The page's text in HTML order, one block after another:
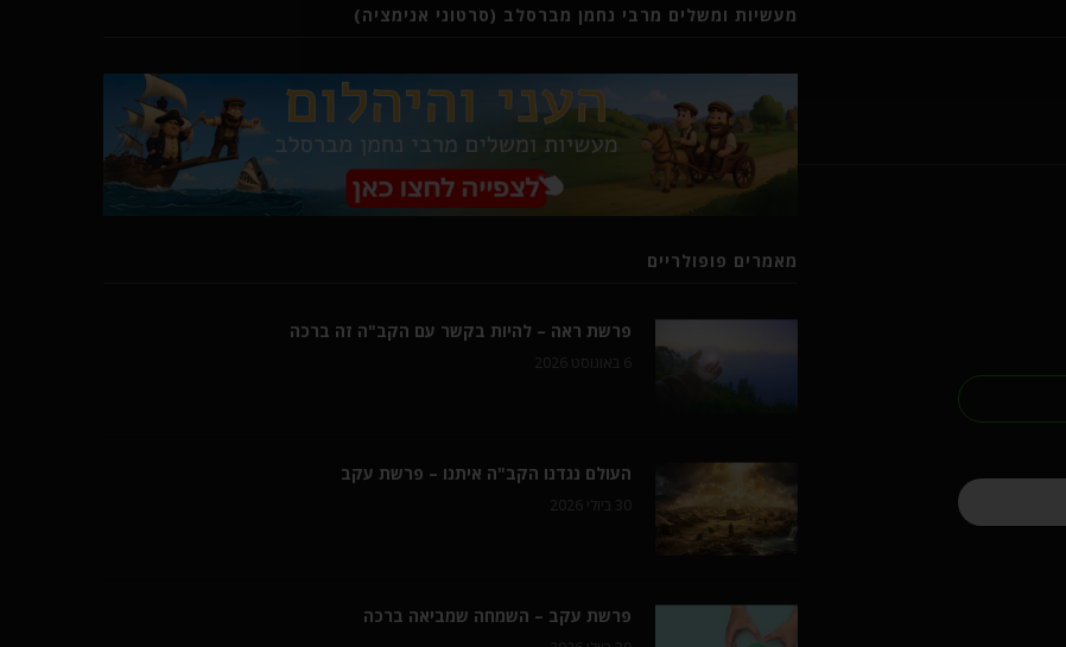
מעשיות ומשלים מרבי נחמן מברסלב (סרטוני אנימציה)
מאמרים פופולריים
פרשת ראה – להיות בקשר עם הקב"ה זה ברכה
העולם נגדנו הקב"ה איתנו – פרשת עקב
פרשת עקב – השמחה שמביאה ברכה